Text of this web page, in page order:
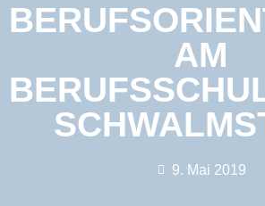
AM
9. Mai 2019